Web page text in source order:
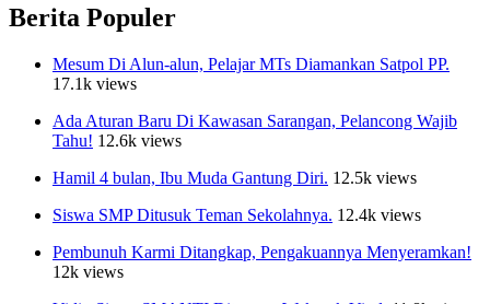
Berita Populer
Mesum Di Alun-alun, Pelajar MTs Diamankan Satpol PP.
17.1k views
Ada Aturan Baru Di Kawasan Sarangan, Pelancong Wajib
Tahu! 12.6k views
Hamil 4 bulan, Ibu Muda Gantung Diri. 12.5k views
Siswa SMP Ditusuk Teman Sekolahnya. 12.4k views
Pembunuh Karmi Ditangkap, Pengakuannya Menyeramkan!
12k views